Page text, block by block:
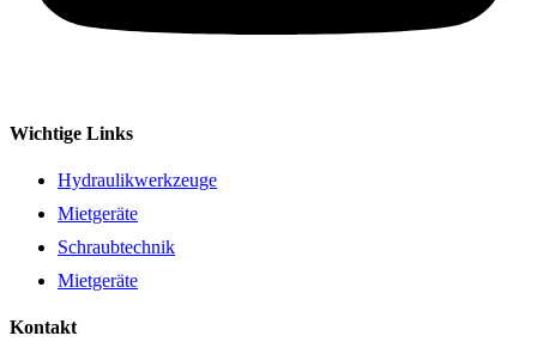
Wichtige Links
Hydraulikwerkzeuge
Mietgeräte
Schraubtechnik
Mietgeräte
Kontakt